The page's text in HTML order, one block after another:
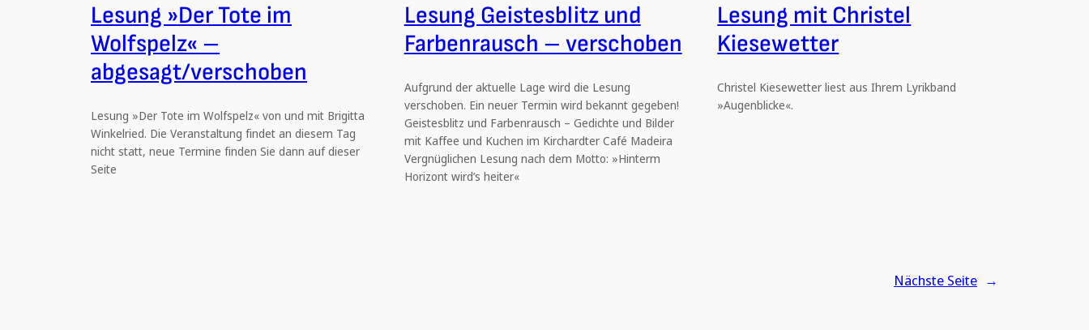
Lesung »Der Tote im
Wolfspelz« –
abgesagt/verschoben
Lesung »Der Tote im Wolfspelz« von und mit Brigitta
Winkelried. Die Veranstaltung findet an diesem Tag
nicht statt, neue Termine finden Sie dann auf dieser
Seite
Lesung Geistesblitz und
Farbenrausch – verschoben
Aufgrund der aktuelle Lage wird die Lesung
verschoben. Ein neuer Termin wird bekannt gegeben!
Geistesblitz und Farbenrausch – Gedichte und Bilder
mit Kaffee und Kuchen im Kirchardter Café Madeira
Vergnüglichen Lesung nach dem Motto: »Hinterm
Horizont wird’s heiter«
Lesung mit Christel
Kiesewetter
Christel Kiesewetter liest aus Ihrem Lyrikband
»Augenblicke«.
Nächste Seite →